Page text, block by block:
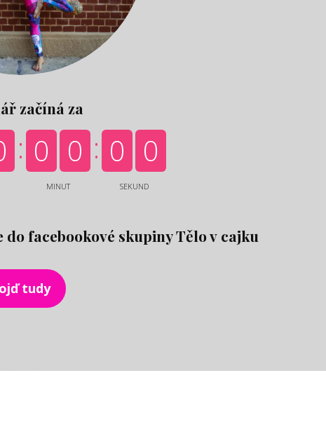
začíná za
0 0
MINUT
0 0
SEKUND
facebookové skupiny Tělo v cajku
tudy